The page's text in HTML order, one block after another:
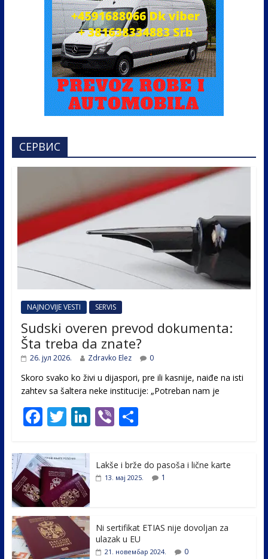
СЕРВИС
NAJNOVIJE VESTI SERVIS
Sudski overen prevod dokumenta:
Šta treba da znate?
26. јул 2026. Zdravko Elez 0
Skoro svako ko živi u dijaspori, pre ili kasnije, naiđe na isti
zahtev sa šaltera neke institucije: „Potreban nam je
F
e
b
o
o
k
T
itt
er
Li
e
Vi
er
S
ar
e
Lakše i brže do pasoša i lične karte
13. мај 2025. 1
Ni sertifikat ETIAS nije dovoljan za
ulazak u EU
21. новембар 2024. 0